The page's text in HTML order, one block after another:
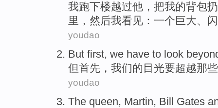
我跑下楼越过他 ， 把我的背包
里， 然后我看见： 一个巨大、
youdao
But first, we have to look
但首先 ， 我们的目光要超越那些
youdao
The queen, Martin, Bill Gates